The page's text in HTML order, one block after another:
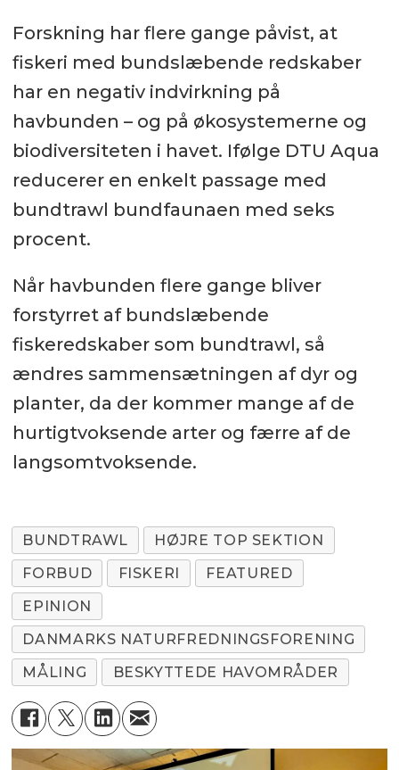
Forskning har flere gange påvist, at
fiskeri med bundslæbende redskaber
har en negativ indvirkning på
havbunden – og på økosystemerne og
biodiversiteten i havet. Ifølge DTU Aqua
reducerer en enkelt passage med
bundtrawl bundfaunaen med seks
procent.
Når havbunden flere gange bliver
forstyrret af bundslæbende
fiskeredskaber som bundtrawl, så
ændres sammensætningen af dyr og
planter, da der kommer mange af de
hurtigtvoksende arter og færre af de
langsomtvoksende.
BUNDTRAWL
HØJRE TOP SEKTION
FORBUD
FISKERI
FEATURED
EPINION
DANMARKS NATURFREDNINGSFORENING
MÅLING
BESKYTTEDE HAVOMRÅDER